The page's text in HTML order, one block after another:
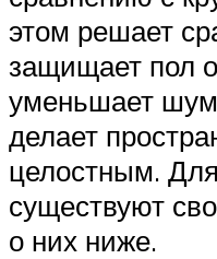
этом решает
защищает пол
уменьшает
делает
целостным.
существуют
о них ниже.